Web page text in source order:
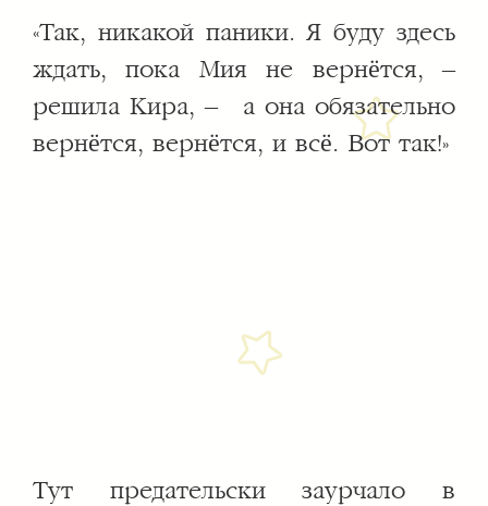
«Так, никакой паники. Я буду здесь
ждать, пока Мия не вернётся, –
решила Кира, – а она обязательно
вернётся, вернётся, и всё. Вот так!»
Тут предательски заурчало в